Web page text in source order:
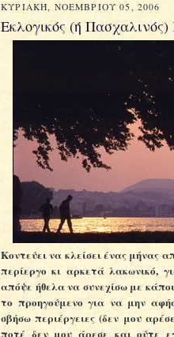
ΚΥΡΙΑΚΉ, ΝΟΕΜΒΡΊΟΥ 05, 2006
Εκλογικός (ή
Κοντεύει να κλείσει ένας μήνας
περίεργο κι αρκετά λακωνικό,
απόψε ήθελα να συνεχίσω με
το προηγούμενο για να μην
σβήσω περιέργειες (δεν μου
ποτέ δεν μου άρεσε και ούτε